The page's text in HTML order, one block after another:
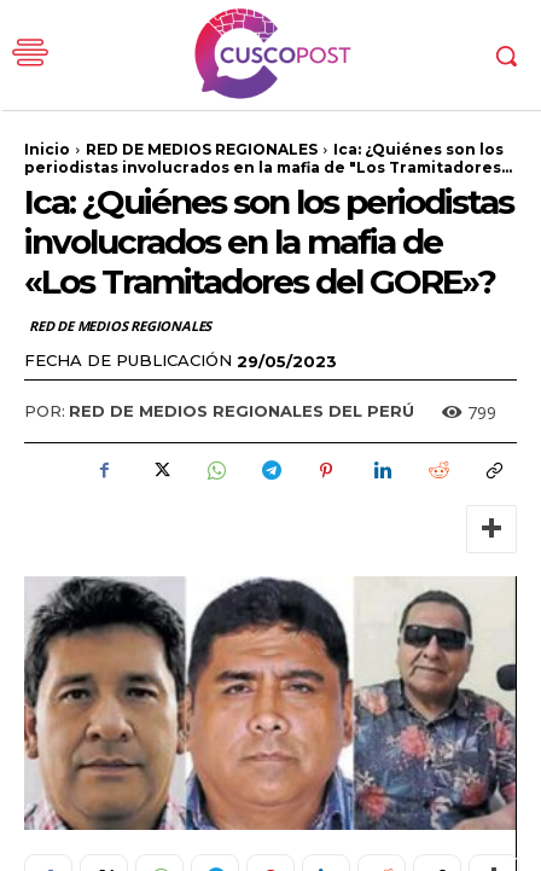
Inicio RED DE MEDIOS REGIONALES
Ica: ¿Quiénes son los
periodistas involucrados en la mafia de "Los Tramitadores...
Ica: ¿Quiénes son los periodistas
involucrados en la mafia de
«Los Tramitadores del GORE»?
RED DE MEDIOS REGIONALES
FECHA DE PUBLICACIÓN 29/05/2023
POR: RED DE MEDIOS REGIONALES DEL PERÚ 799